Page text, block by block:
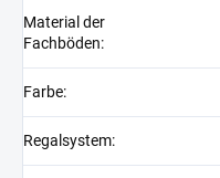
Material der
Fachböden:
Farbe:
Regalsystem: